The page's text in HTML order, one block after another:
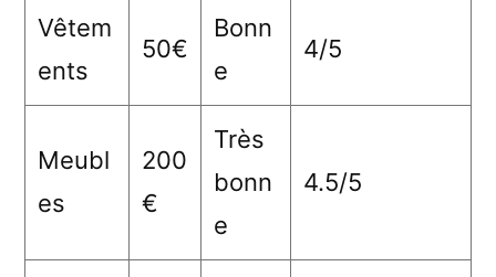
Vêtem
ents
50€
Bonn
e
4/5
Meubl
es
200
€
Très
bonn
e
4.5/5